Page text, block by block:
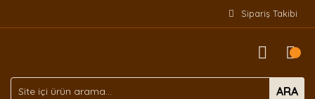
Sipariş Takibi
ARA